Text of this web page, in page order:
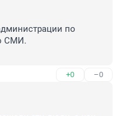
по
СМИ.
этого замглавы__
+0 –0